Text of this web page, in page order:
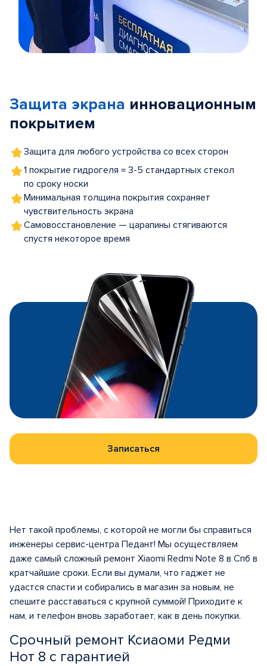
5
Защита экрана инновационным
покрытием
Защита для любого устройства со всех сторон
1 покрытие гидрогеля = 3-5 стандартных стекол
по сроку носки
Минимальная толщина покрытия сохраняет
чувствительность экрана
Самовосстановление — царапины стягиваются
спустя некоторое время
Записаться
Нет такой проблемы, с которой не могли бы справиться
инженеры сервис-центра Педант! Мы осуществляем
даже самый сложный ремонт Xiaomi Redmi Note 8 в Спб в
кратчайшие сроки. Если вы думали, что гаджет не
удастся спасти и собирались в магазин за новым, не
спешите расставаться с крупной суммой! Приходите к
нам, и телефон вновь заработает, как в день покупки.
Срочный ремонт Ксиаоми Редми
Нот 8 с гарантией